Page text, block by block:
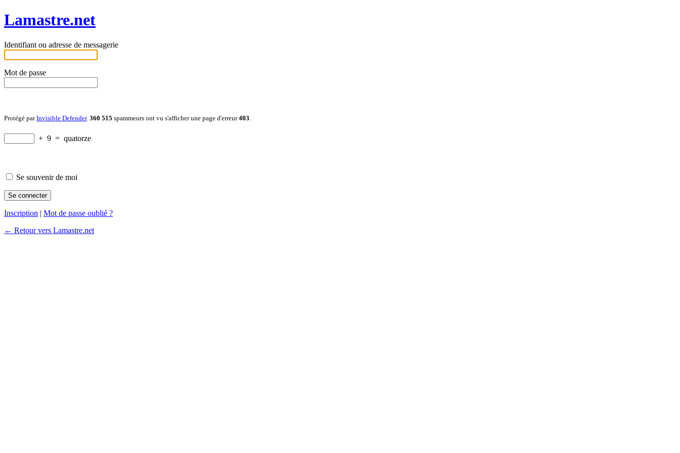
Lamastre.net
Identifiant ou adresse de messagerie
Mot de passe
Protégé parInvisible Defender. 360 515 spammeurs ont vu s'afficher une page d'erreur403
+ 9 = quatorze
Se souvenir de moi
Inscription | Mot de passe oublié ?
← Retour vers Lamastre.net